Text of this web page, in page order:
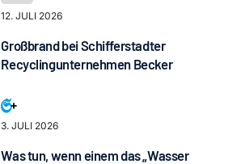
12. JULI 2026
Großbrand bei Schifferstadter
Recyclingunternehmen Becker
3. JULI 2026
Was tun, wenn einem das „Wasser